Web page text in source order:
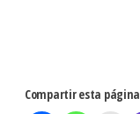
Compartir esta página